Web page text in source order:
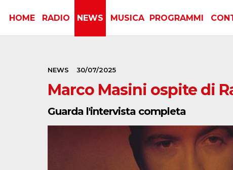
HOME RADIO NEWS MUSICA PROGRAMMI
NEWS 30/07/2025
Marco Masini ospite di
Guarda l'intervista completa